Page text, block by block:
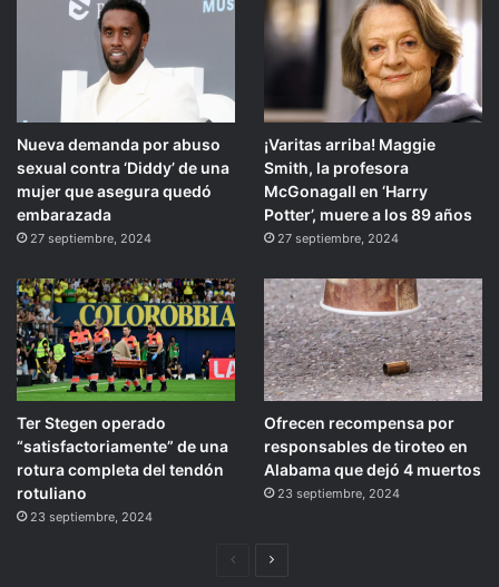
Nueva demanda por abuso
sexual contra ‘Diddy’ de una
mujer que asegura quedó
embarazada
27 septiembre, 2024
¡Varitas arriba! Maggie
Smith, la profesora
McGonagall en ‘Harry
Potter’, muere a los 89 años
27 septiembre, 2024
Ter Stegen operado
“satisfactoriamente” de una
rotura completa del tendón
rotuliano
23 septiembre, 2024
Ofrecen recompensa por
responsables de tiroteo en
Alabama que dejó 4 muertos
23 septiembre, 2024
PáginaSiguiente